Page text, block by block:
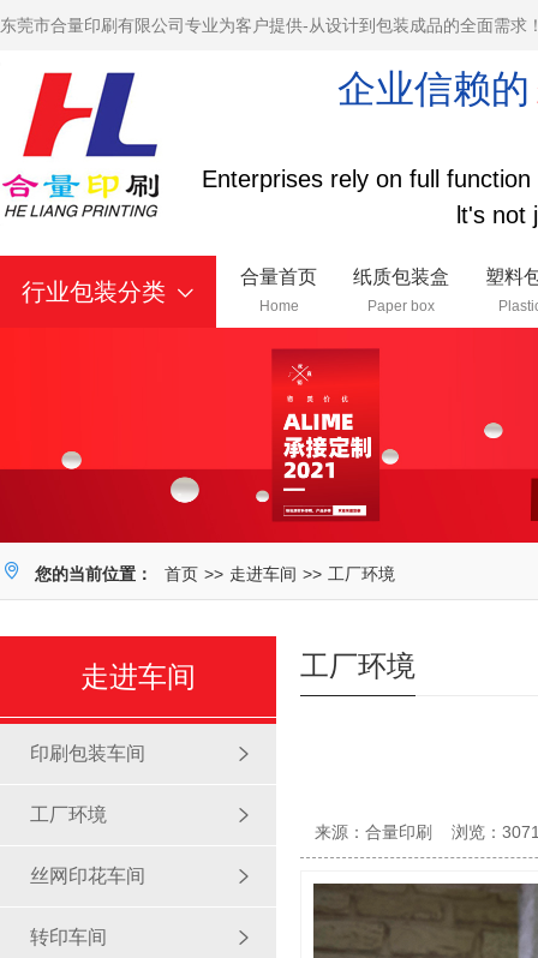
东莞市合量印刷有限公司专业为客户提供-从设计到包装成品的全面需求
企业信赖的
Enterprises rely on full
lt's not
行业包装分类
合量首页
Home
纸质包装盒
Paper box
塑料
您的当前位置： 首页 >> 走进车间 >> 工厂环境
走进车间
印刷包装车间
工厂环境
丝网印花车间
转印车间
工厂环境
来源：合量印刷 浏览：